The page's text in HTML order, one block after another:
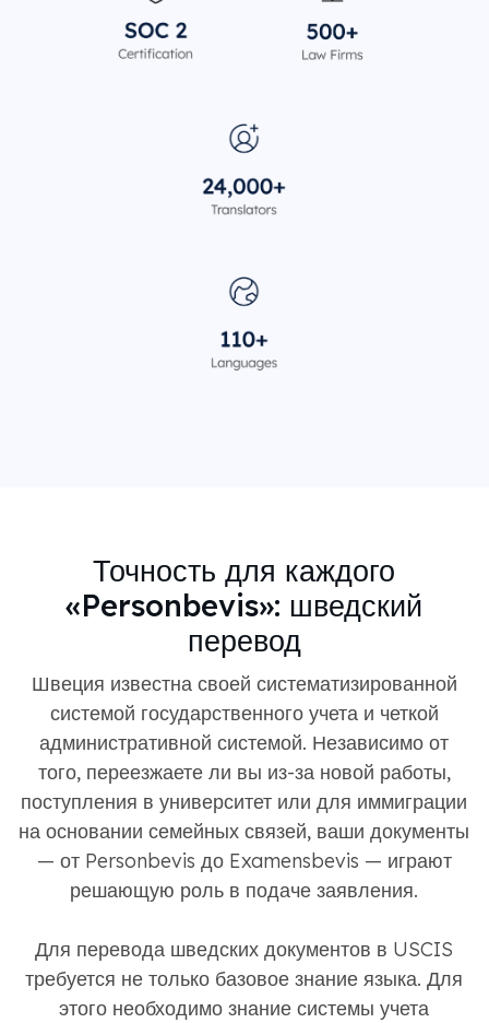
Точность для каждого
«Personbevis»: шведский
перевод
Швеция известна своей систематизированной
системой государственного учета и четкой
административной системой. Независимо от
того, переезжаете ли вы из-за новой работы,
поступления в университет или для иммиграции
на основании семейных связей, ваши документы
— от Personbevis до Examensbevis — играют
решающую роль в подаче заявления.
Для перевода шведских документов в USCIS
требуется не только базовое знание языка. Для
этого необходимо знание системы учета